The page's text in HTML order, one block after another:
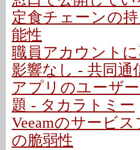
定食チェーンの
能性
職員アカウント
影響なし - 共同通
アプリのユーザ
題 - タカラトミー
Veeamのサービ
の脆弱性